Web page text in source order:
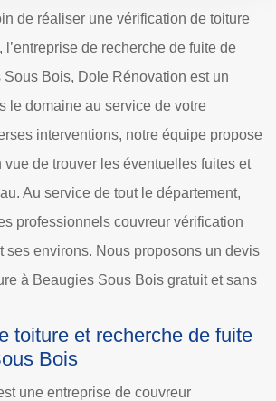
de réaliser une vérification de toiture
l’entreprise de recherche de fuite de
Bois, Dole Rénovation est un
le domaine au service de votre
interventions, notre équipe propose
vue de trouver les éventuelles fuites et
Au service de tout le département,
professionnels couvreur vérification
ses environs. Nous proposons un devis
à Beaugies Sous Bois gratuit et sans
toiture et recherche de fuite
Bois
une entreprise de couvreur